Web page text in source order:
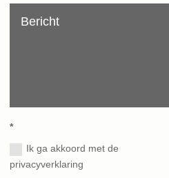
*
Ik ga akkoord met de
privacyverklaring